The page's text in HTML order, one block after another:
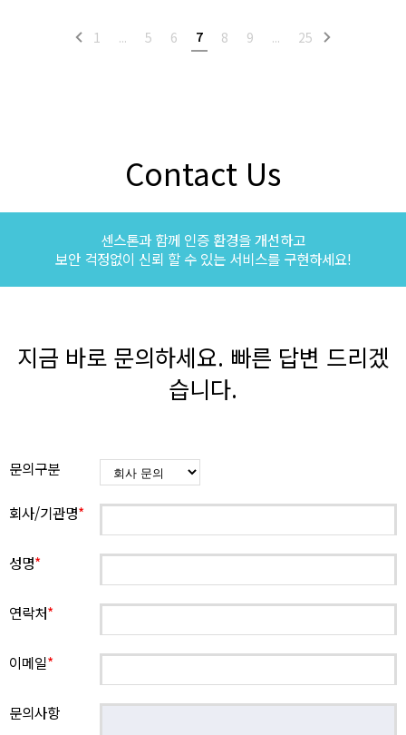
1 ... 5 6 7 8 9 ... 25
Contact Us
센스톤과 함께 인증 환경을 개선하고
보안 걱정없이 신뢰 할 수 있는 서비스를 구현하세요!
지금 바로 문의하세요. 빠른 답변 드리겠
습니다.
문의구분
회사/기관명*
성명*
연락처*
이메일*
문의사항